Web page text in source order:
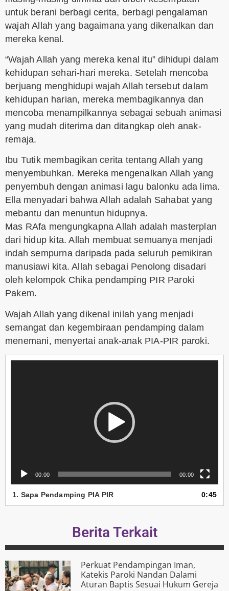
untuk berani berbagi cerita, berbagi pengalaman
wajah Allah yang bagaimana yang dikenalkan dan
mereka kenal.
“Wajah Allah yang mereka kenal itu” dihidupi dalam
kehidupan sehari-hari mereka. Setelah mencoba
berjuang menghidupi wajah Allah tersebut dalam
kehidupan harian, mereka membagikannya dan
mencoba menampilkannya sebagai sebuah animasi
yang mudah diterima dan ditangkap oleh anak-
remaja.
Ibu Tutik membagikan cerita tentang Allah yang
menyembuhkan. Mereka mengenalkan Allah yang
penyembuh dengan animasi lagu balonku ada lima.
Ella menyadari bahwa Allah adalah Sahabat yang
mebantu dan menuntun hidupnya.
Mas RAfa mengungkapna Allah adalah masterplan
dari hidup kita. Allah membuat semuanya menjadi
indah sempurna daripada pada seluruh pemikiran
manusiawi kita. Allah sebagai Penolong disadari
oleh kelompok Chika pendamping PIR Paroki
Pakem.
Wajah Allah yang dikenal inilah yang menjadi
semangat dan kegembiraan pendamping dalam
menemani, menyertai anak-anak PIA-PIR paroki.
00:00 00:00
1. Sapa Pendamping PIA PIR 0:45
Berita Terkait
Perkuat Pendampingan Iman,
Katekis Paroki Nandan Dalami
Aturan Baptis Sesuai Hukum Gereja